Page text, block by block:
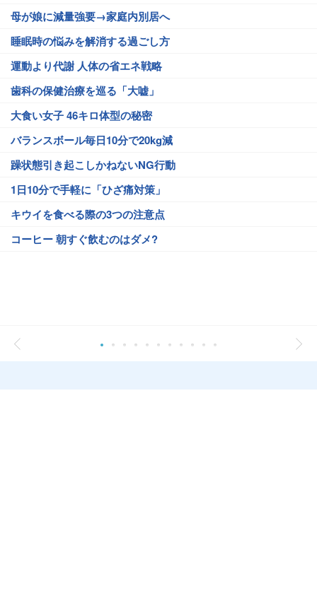
母が娘に減量強要→家庭内別居へ
睡眠時の悩みを解消する過ごし方
運動より代謝 人体の省エネ戦略
歯科の保健治療を巡る「大嘘」
大食い女子 46キロ体型の秘密
バランスボール毎日10分で20kg減
躁状態引き起こしかねないNG行動
1日10分で手軽に「ひざ痛対策」
キウイを食べる際の3つの注意点
コーヒー 朝すぐ飲むのはダメ?